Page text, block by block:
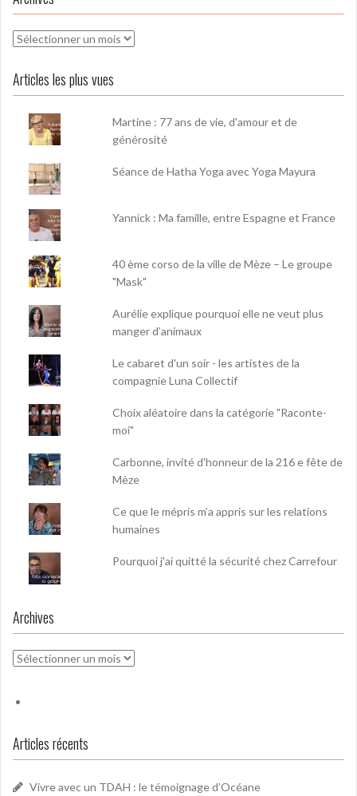
Archives
Articles les plus vues
Martine : 77 ans de vie, d'amour et de
générosité
Séance de Hatha Yoga avec Yoga Mayura
Yannick : Ma famille, entre Espagne et France
40 ème corso de la ville de Mèze – Le groupe
"Mask"
Aurélie explique pourquoi elle ne veut plus
manger d’animaux
Le cabaret d'un soir - les artistes de la
compagnie Luna Collectif
Choix aléatoire dans la catégorie "Raconte-
moi"
Carbonne, invité d'honneur de la 216 e fête de
Mèze
Ce que le mépris m’a appris sur les relations
humaines
Pourquoi j'ai quitté la sécurité chez Carrefour
Archives
Archives
Articles récents
Vivre avec un TDAH : le témoignage d’Océane